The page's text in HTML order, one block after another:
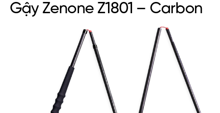
Gậy Zenone Z1801 – Carbon